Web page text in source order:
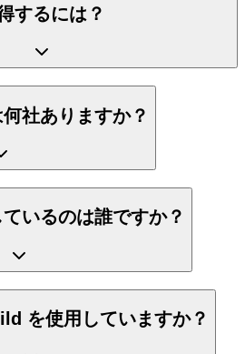
するには？
社ありますか？
いるのは誰ですか？
を使用していますか？